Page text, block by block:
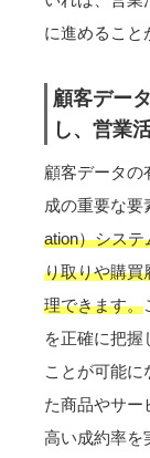
に進めること
顧客デー
し、営業
顧客データの
成の重要な要
ation）シス
り取りや購買
理できます。
を正確に把握
ことが可能に
た商品やサー
高い成約率を